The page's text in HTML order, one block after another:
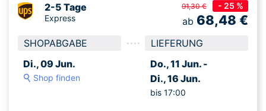
2-5 Tage
Express
SHOPABGABE
Di., 09 Jun.
Shop finden
LIEFERUNG
Do., 11 Jun. -
Di., 16 Jun.
bis 17:00
91,30 € - 25 %
ab 68,48 €